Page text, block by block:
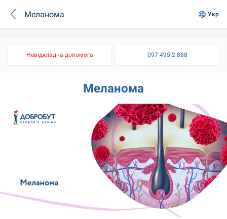
Меланома Укр
Невідкладна допомога 097 495 2 888
Меланома